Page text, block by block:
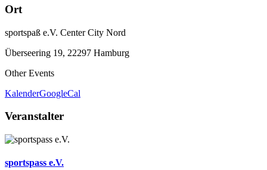
Ort
sportspaß e.V. Center City Nord
Überseering 19, 22297 Hamburg
Other Events
KalenderGoogleCal
Veranstalter
sportspass e.V.